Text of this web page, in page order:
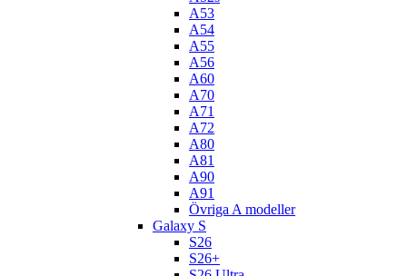
A53
A54
A55
A56
A60
A70
A71
A72
A80
A81
A90
A91
Övriga A modeller
Galaxy S
S26
S26+